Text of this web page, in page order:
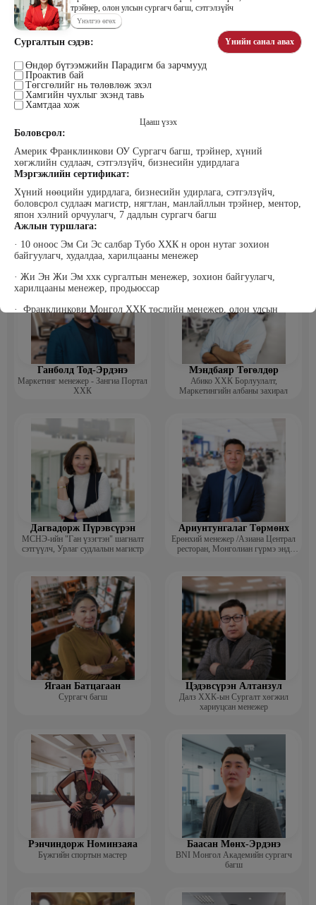
трэйнер, олон улсын сургагч багш, сэтгэлзүйч
Үнэлгээ өгөх
Сургалтын сэдэв: Үнийн санал авах
Өндөр бүтээмжийн Парадигм ба зарчмууд
Проактив бай
Төгсгөлийг нь төлөвлөж эхэл
Хамгийн чухлыг эхэнд тавь
Хамтдаа хож
Цааш үзэх
Боловсрол:
Америк Франклинкови ОУ Сургагч багш, трэйнер, хүний
хөгжлийн судлаач, сэтгэлзүйч, бизнесийн удирдлага
Мэргэжлийн сертификат:
Хүний нөөцийн удирдлага, бизнесийн удирлага, сэтгэлзүйч,
боловсрол судлаач магистр, нягтлан, манлайллын трэйнер, ментор,
япон хэлний орчуулагч, 7 дадлын сургагч багш
Ажлын туршлага:
· 10 оноос Эм Си Эс салбар Тубо ХХК н орон нутаг зохион
байгуулагч, худалдаа, харилцааны менежер
· Жи Эн Жи Эм ххк сургалтын менежер, зохион байгуулагч,
харилцааны менежер, продьюссар
· Франклинкови Монгол ХХК төслийн менежер, олон улсын
харилцаа, боловсролын зохицуулагч, гүйцэтгэх захирал, олон
улсын сургагч багш, сэтгэлзүйч, бизнесийн коуч, трэйнер
Наран анд консалтинг” ХХК-ийн
Захирал
Бээжин Солонгоо
Франклинкови Монгол ХХК
Уранбор Сэмбэрүү
Прус Центр ХХК-ийн Хяналт
шинжилгээ үнэлгээний дарга
ISO4500; ISO9001 нэгдсэн
тогтолцооны хэрэгжүүлэгч
Энхбаатар Ичинхорлоо
карьер сургалтын төвийн нийгмийн
ажилтан, сургагч багш
Ганболд Тод-Эрдэнэ
Маркетинг менежер - Зангиа Портал
ХХК
Мэндбаяр Төгөлдөр
Абико ХХК Борлуулалт,
Маркетингийн албаны захирал
Дагвадорж Пүрэвсүрэн
МСНЭ-ийн "Ган үзэгтэн" шагналт
сэтгүүлч, Урлаг судлалын магистр
Ариунтунгалаг Төрмөнх
Ерөнхий менежер /Азиана Централ
ресторан, Монголиан гүрмэ энд
Ягаан Батцагаан
Сургагч багш
Цэдэвсүрэн Алтанзул
Далз ХХК-ын Сургалт хөгжил
хариуцсан менежер
Рэнчиндорж Номинзаяа
Бүжгийн спортын мастер
Баасан Мөнх-Эрдэнэ
BNI Монгол Академийн сургагч
багш